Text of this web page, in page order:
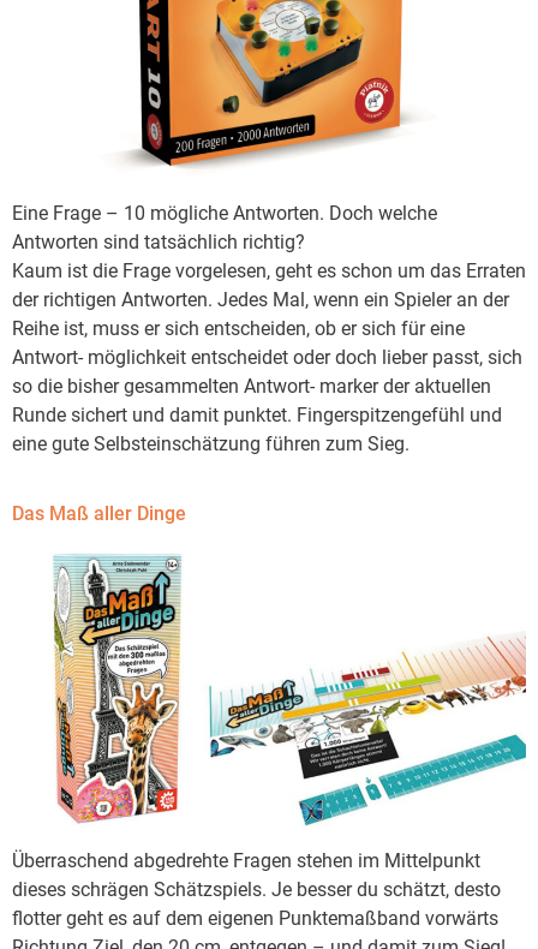
Eine Frage – 10 mögliche Antworten. Doch welche
Antworten sind tatsächlich richtig?
Kaum ist die Frage vorgelesen, geht es schon um das Erraten
der richtigen Antworten. Jedes Mal, wenn ein Spieler an der
Reihe ist, muss er sich entscheiden, ob er sich für eine
Antwort- möglichkeit entscheidet oder doch lieber passt, sich
so die bisher gesammelten Antwort- marker der aktuellen
Runde sichert und damit punktet. Fingerspitzengefühl und
eine gute Selbsteinschätzung führen zum Sieg.
Das Maß aller Dinge
Überraschend abgedrehte Fragen stehen im Mittelpunkt
dieses schrägen Schätzspiels. Je besser du schätzt, desto
flotter geht es auf dem eigenen Punktemaßband vorwärts